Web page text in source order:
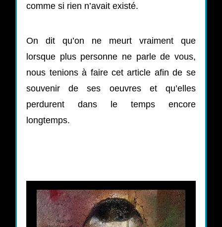
comme si rien n’avait existé.
On dit qu’on ne meurt vraiment que
lorsque plus personne ne parle de vous,
nous tenions à faire cet article afin de se
souvenir de ses oeuvres et qu’elles
perdurent dans le temps encore
longtemps.